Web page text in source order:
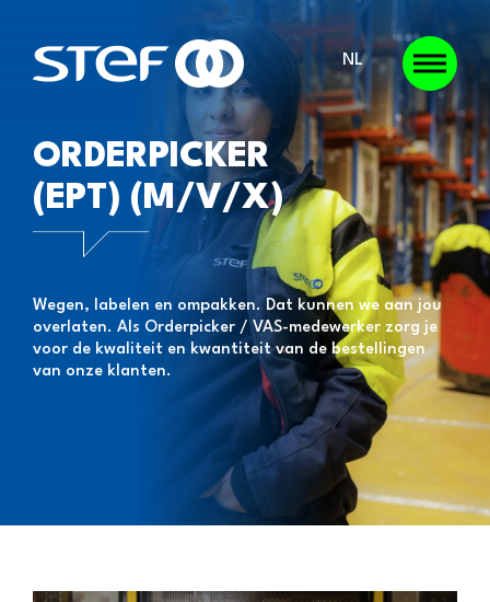
NL
ORDERPICKER
(EPT) (M/V/X)
Wegen, labelen en ompakken. Dat kunnen we aan jou
overlaten. Als Orderpicker / VAS-medewerker zorg je
voor de kwaliteit en kwantiteit van de bestellingen
van onze klanten.